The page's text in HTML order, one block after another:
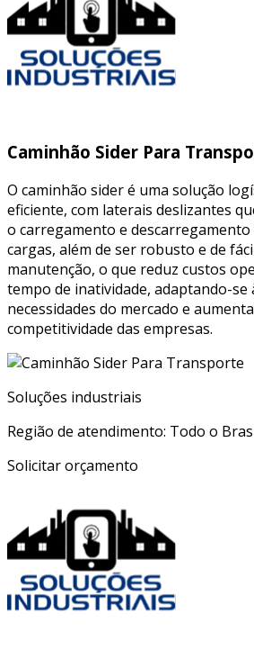
Caminhão Sider Para
O caminhão sider é uma solução
eficiente, com laterais deslizantes
o carregamento e descarregamento
cargas, além de ser robusto e de
manutenção, o que reduz custos
tempo de inatividade, adaptando-se
necessidades do mercado e
competitividade das empresas.
Soluções industriais
Região de atendimento: Todo o
Solicitar orçamento